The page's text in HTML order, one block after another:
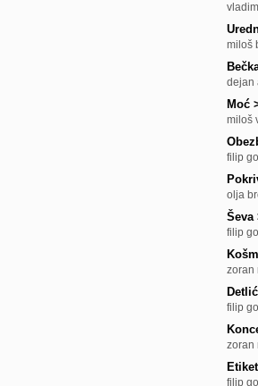
miloš
dejan
Moć
miloš
filip
olja
Ševa
filip
zoran
Detlić
filip
zoran
filip